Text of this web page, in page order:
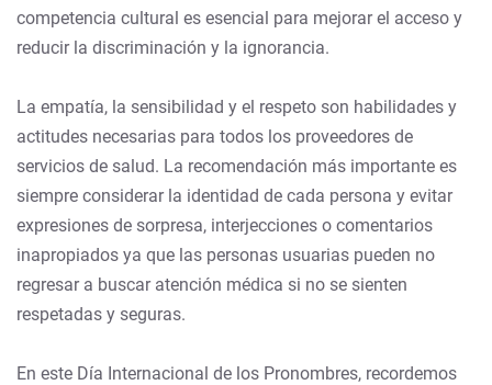
competencia cultural es esencial para mejorar el acceso y
reducir la discriminación y la ignorancia.
La empatía, la sensibilidad y el respeto son habilidades y
actitudes necesarias para todos los proveedores de
servicios de salud. La recomendación más importante es
siempre considerar la identidad de cada persona y evitar
expresiones de sorpresa, interjecciones o comentarios
inapropiados ya que las personas usuarias pueden no
regresar a buscar atención médica si no se sienten
respetadas y seguras.
En este Día Internacional de los Pronombres, recordemos